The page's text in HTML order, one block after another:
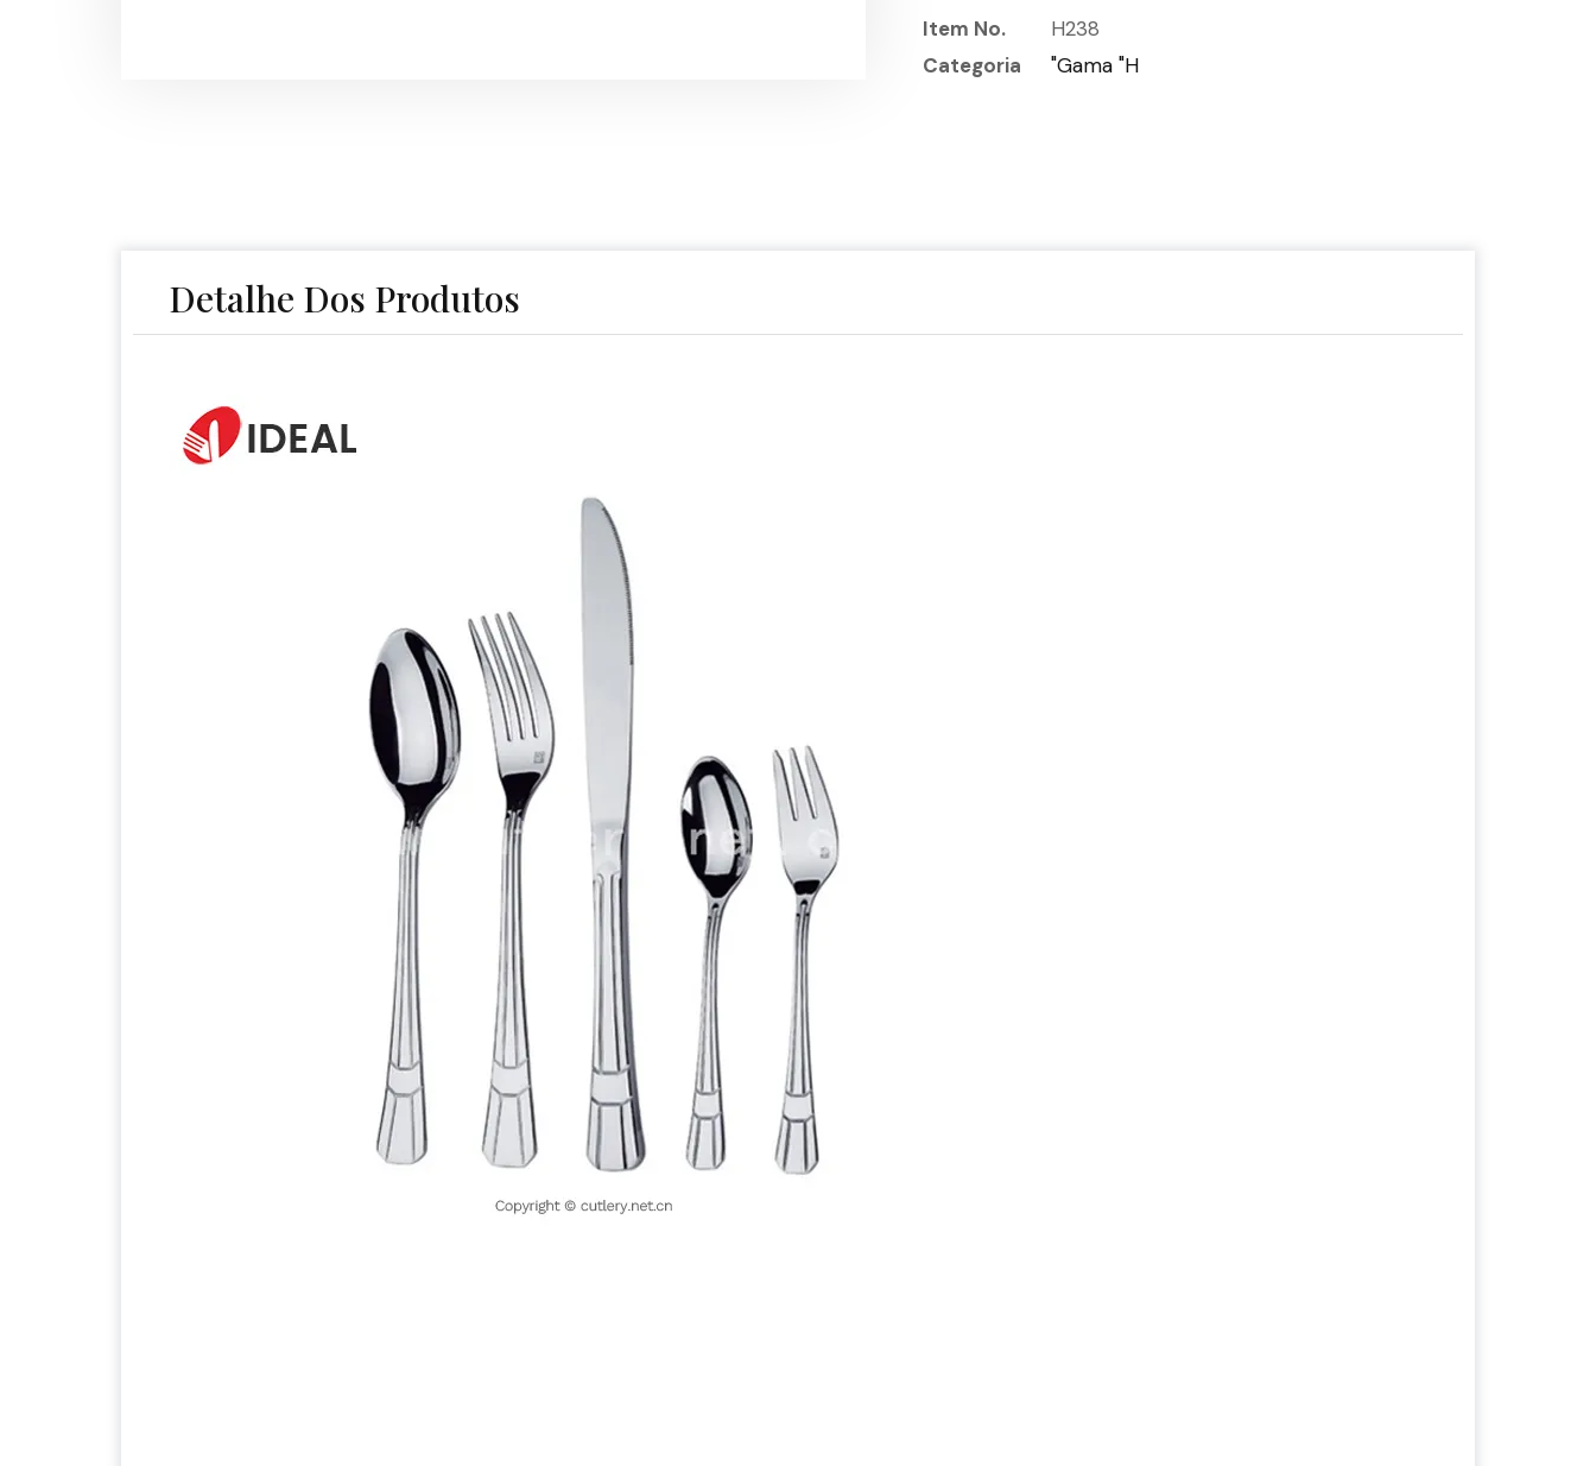
Item No.
H238
Categoria
"Gama "H
Detalhe Dos Produtos